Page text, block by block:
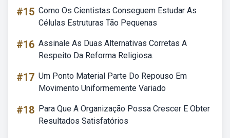
#15 Como Os Cientistas Conseguem Estudar As
Células Estruturas Tão Pequenas
#16 Assinale As Duas Alternativas Corretas A
Respeito Da Reforma Religiosa.
#17 Um Ponto Material Parte Do Repouso Em
Movimento Uniformemente Variado
#18 Para Que A Organização Possa Crescer E Obter
Resultados Satisfatórios